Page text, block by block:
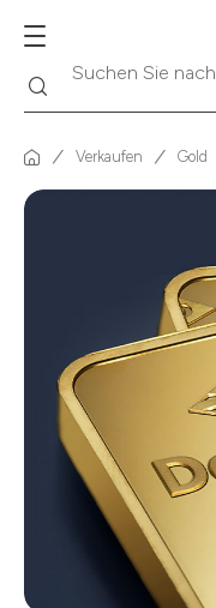
Suchen Sie nach
Verkaufen Gold